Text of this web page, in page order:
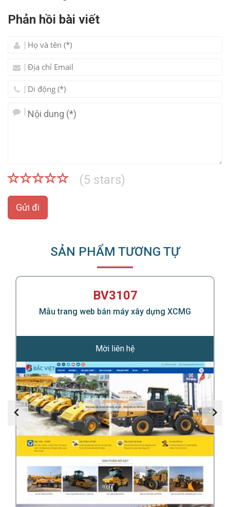
Phản hồi bài viết
(5 stars)
Gửi đi
SẢN PHẨM TƯƠNG TỰ
BV3107
Mẫu trang web bán máy xây dựng XCMG
Mời liên hệ